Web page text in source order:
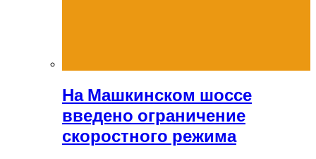
На Машкинском шоссе
введено ограничение
скоростного режима